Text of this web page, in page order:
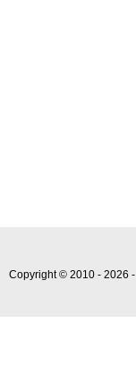
Copyright © 2010 - 2026 -